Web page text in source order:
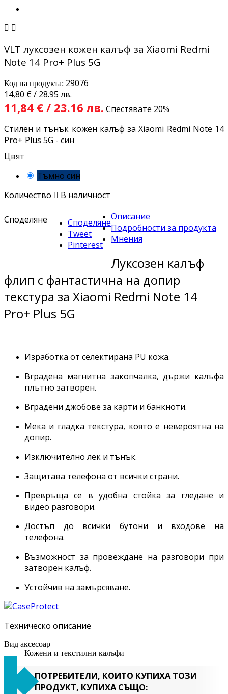
 
VLT луксозен кожен калъф за Xiaomi Redmi
Note 14 Pro+ Plus 5G
Код на продукта: 29076
14,80 € / 28.95 лв.
11,84 € / 23.16 лв. Спестявате 20%
Стилен и тънък кожен калъф за Xiaomi Redmi Note 14
Pro+ Plus 5G - син
Цвят
Тъмно син
Количество  В наличност
Споделяне
Споделяне
Tweet
Pinterest
Описание
Подробности за продукта
Мнения
Луксозен калъф
флип с фантастична на допир
текстура за Xiaomi Redmi Note 14
Pro+ Plus 5G
Изработка от селектирана PU кожа.
Вградена магнитна закопчалка, държи калъфа
плътно затворен.
Вградени джобове за карти и банкноти.
Мека и гладка текстура, която е невероятна на
допир.
Изключително лек и тънък.
Защитава телефона от всички страни.
Превръща се в удобна стойка за гледане и
видео разговори.
Достъп до всички бутони и входове на
телефона.
Възможност за провеждане на разговори при
затворен калъф.
Устойчив на замърсяване.
Техническо описание
Вид аксесоар
Кожени и текстилни калъфи
ПОТРЕБИТЕЛИ, КОИТО КУПИХА ТОЗИ
ПРОДУКТ, КУПИХА СЪЩО: